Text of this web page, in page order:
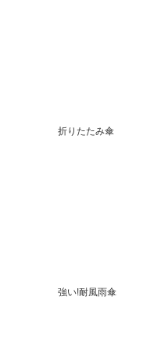
折りたたみ傘
強い!耐風雨傘